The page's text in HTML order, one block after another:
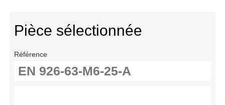
Pièce sélectionnée
Référence